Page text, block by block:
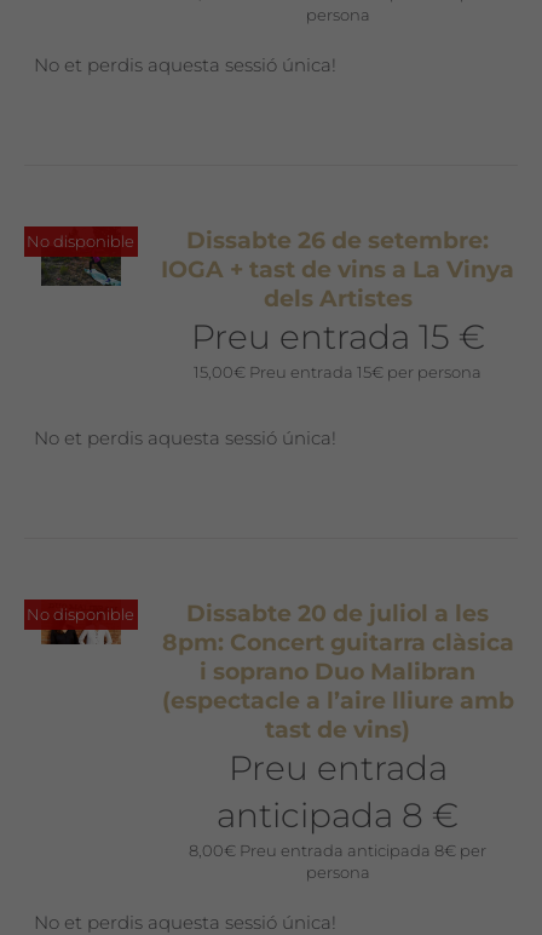
persona
No et perdis aquesta sessió única!
No disponible
Dissabte 26 de setembre:
IOGA + tast de vins a La Vinya
dels Artistes
Preu entrada 15 €
15,00€ Preu entrada 15€ per persona
No et perdis aquesta sessió única!
No disponible
Dissabte 20 de juliol a les
8pm: Concert guitarra clàsica
i soprano Duo Malibran
(espectacle a l’aire lliure amb
tast de vins)
Preu entrada
anticipada 8 €
8,00€ Preu entrada anticipada 8€ per
persona
No et perdis aquesta sessió única!